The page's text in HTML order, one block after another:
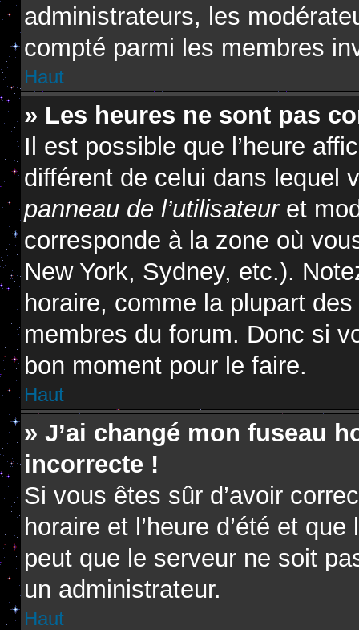
administrateurs, les
compté parmi les membres
Haut
» Les heures ne sont pas
Il est possible que l’heure
différent de celui dans lequel
panneau de l’utilisateuret
corresponde à la zone où
New York, Sydney, etc.).
horaire, comme la plupart
membres du forum. Donc si
bon moment pour le faire.
Haut
» J’ai changé mon fuseau
incorrecte !
Si vous êtes sûr d’avoir
horaire et l’heure d’été et
peut que le serveur ne soit
un administrateur.
Haut